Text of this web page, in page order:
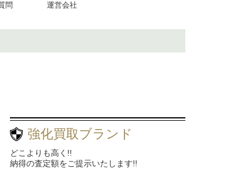
問 運営会社
強化買取ブランド
どこよりも高く!!
納得の査定額をご提示いたします!!